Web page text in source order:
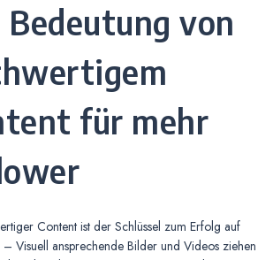
Bedeutung von
für mehr
Content ist der Schlüssel zum Erfolg auf
– Visuell ansprechende Bilder und Videos ziehen